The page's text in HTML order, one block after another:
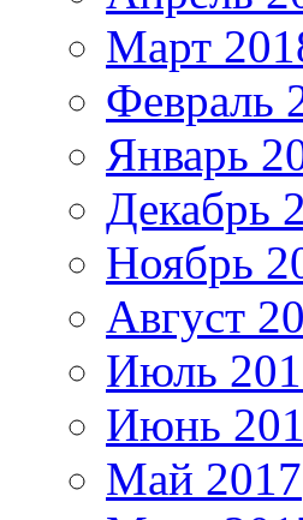
Март
Февраль
Январь
Декабрь
Ноябрь
Август
Июль
Июнь
Май 2017